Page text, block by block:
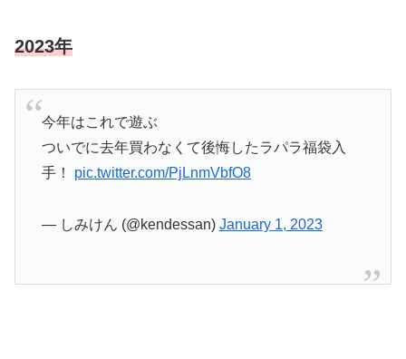
2023年
今年はこれで遊ぶ
ついでに去年買わなくて後悔したラパラ福袋入
手！ pic.twitter.com/PjLnmVbfO8
— しみけん (@kendessan) January 1, 2023